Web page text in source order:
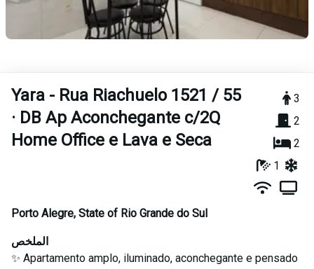
Yara - Rua Riachuelo 1521 / 55
· DB Ap Aconchegante c/2Q
Home Office e Lava e Seca
3
2
2
1
Porto Alegre, State of Rio Grande do Sul
الملخص
✨ Apartamento amplo, iluminado, aconchegante e pensado